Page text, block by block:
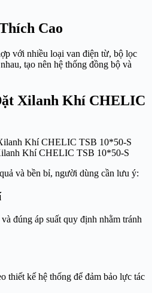
Cao
với nhiều loại van điện từ, bộ lọc
tạo nên hệ thống đồng bộ và
Xilanh Khí CHELIC
Khí CHELIC TSB 10*50-S
và bền bỉ, người dùng cần lưu ý:
đúng áp suất quy định nhằm tránh
thiết kế hệ thống để đảm bảo lực tác